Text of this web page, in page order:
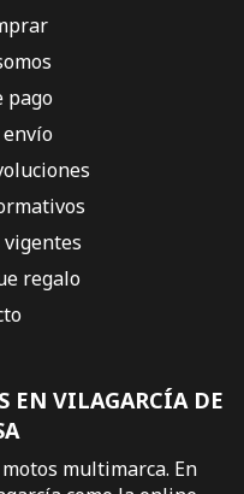
EN VILAGARCÍA DE
multimarca. En
pago
envío
vigentes
regalo